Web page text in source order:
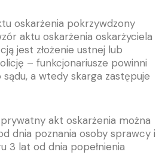
oskarżenia pokrzywdzony
aktu oskarżenia oskarżyciela
jest złożenie ustnej lub
– funkcjonariusze powinni
a wtedy skarga zastępuje
rywatny akt oskarżenia można
dnia poznania osoby sprawcy i
3 lat od dnia popełnienia